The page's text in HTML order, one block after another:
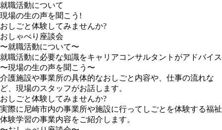
就職活動について
現場の生の声を聞こう!
おしごと体験してみませんか?
おしゃべり座談会
〜就職活動について〜
就職活動に必要な知識をキャリアコンサルタントがアドバイス
〜現場の生の声を聞こう〜
介護施設や事業所の具体的なおしごと内容や、仕事の流れな
ど、現場のスタッフがお話します。
おしごと体験してみませんか?
実際に尼崎市内の事業所や施設に行ってしごとを体験する福祉
体験学習の事業内容をご紹介します。